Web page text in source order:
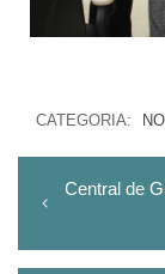
CATEGORIA:
Central de